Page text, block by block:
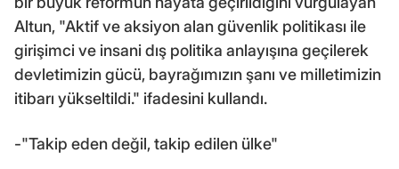
Altun, "Aktif ve aksiyon alan güvenlik politikası ile
girişimci ve insani dış politika anlayışına geçilerek
devletimizin gücü, bayrağımızın şanı ve milletimizin
itibarı yükseltildi." ifadesini kullandı.
-"Takip eden değil, takip edilen ülke"